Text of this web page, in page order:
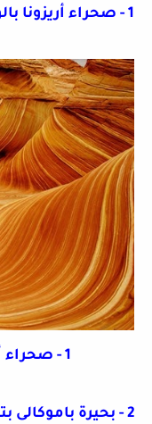
1 - صحراء أريزونا بالولايات المتحدة
1 - صحراء أريزونا بالولايات المتحدة
2 - بحيرة باموكالى بتركيا